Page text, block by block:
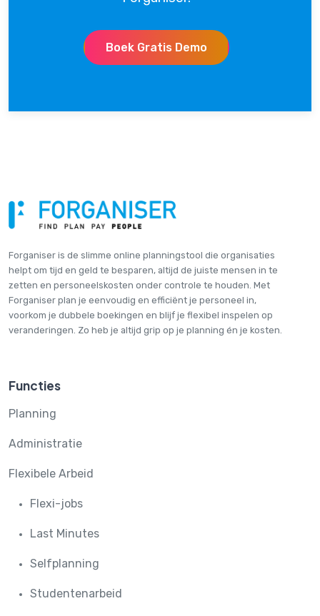
Boek Gratis Demo
Forganiser is de slimme online plannings­tool die organisaties
helpt om tijd en geld te besparen, altijd de juiste mensen in te
zetten en personeelskosten onder controle te houden. Met
Forganiser plan je eenvoudig en efficiënt je personeel in,
voorkom je dubbele boekingen en blijf je flexibel inspelen op
veranderingen. Zo heb je altijd grip op je planning én je kosten.
Functies
Planning
Administratie
Flexibele Arbeid
Flexi-jobs
Last Minutes
Selfplanning
Studentenarbeid